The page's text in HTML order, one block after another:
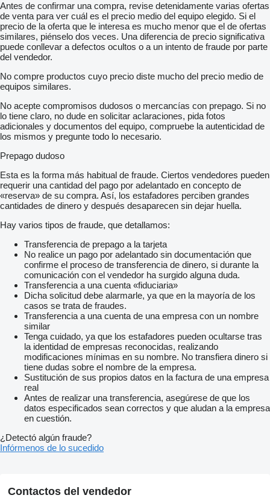
Antes de confirmar una compra, revise detenidamente varias ofertas
de venta para ver cuál es el precio medio del equipo elegido. Si el
precio de la oferta que le interesa es mucho menor que el de ofertas
similares, piénselo dos veces. Una diferencia de precio significativa
puede conllevar a defectos ocultos o a un intento de fraude por parte
del vendedor.
No compre productos cuyo precio diste mucho del precio medio de
equipos similares.
No acepte compromisos dudosos o mercancías con prepago. Si no
lo tiene claro, no dude en solicitar aclaraciones, pida fotos
adicionales y documentos del equipo, compruebe la autenticidad de
los mismos y pregunte todo lo necesario.
Prepago dudoso
Esta es la forma más habitual de fraude. Ciertos vendedores pueden
requerir una cantidad del pago por adelantado en concepto de
«reserva» de su compra. Así, los estafadores perciben grandes
cantidades de dinero y después desaparecen sin dejar huella.
Hay varios tipos de fraude, que detallamos:
Transferencia de prepago a la tarjeta
No realice un pago por adelantado sin documentación que
confirme el proceso de transferencia de dinero, si durante la
comunicación con el vendedor ha surgido alguna duda.
Transferencia a una cuenta «fiduciaria»
Dicha solicitud debe alarmarle, ya que en la mayoría de los
casos se trata de fraudes.
Transferencia a una cuenta de una empresa con un nombre
similar
Tenga cuidado, ya que los estafadores pueden ocultarse tras
la identidad de empresas reconocidas, realizando
modificaciones mínimas en su nombre. No transfiera dinero si
tiene dudas sobre el nombre de la empresa.
Sustitución de sus propios datos en la factura de una empresa
real
Antes de realizar una transferencia, asegúrese de que los
datos especificados sean correctos y que aludan a la empresa
en cuestión.
¿Detectó algún fraude?
Infórmenos de lo sucedido
Contactos del vendedor